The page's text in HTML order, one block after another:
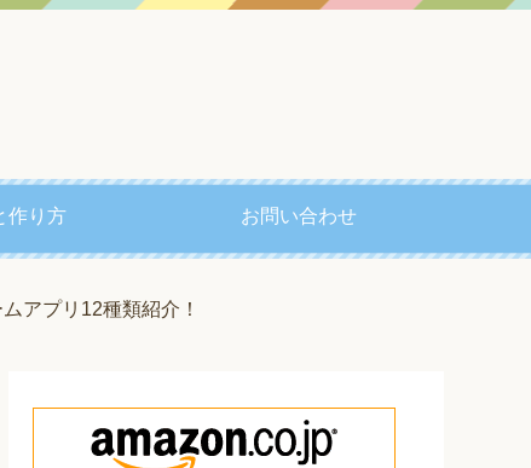
作り方 お問い合わせ
アプリ12種類紹介！